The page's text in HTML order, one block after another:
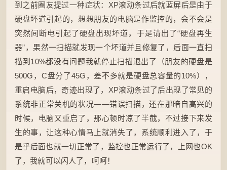
到之前圈友提过一种症状：XP滚动条过后就蓝屏后是由于
硬盘坏道引起的，想想朋友的电脑是作监控的，会不会是
突然间断电引起了硬盘出现坏道，于是请出了“硬盘再生
器”，果然一扫描就发现一个坏道并且修复了，后面一直扫
描到10%都没有问题我就停止扫描退出了（朋友的硬盘是
500G，C盘分了45G，差不多就是硬盘总容量的10%），
重启电脑后，奇迹出现了，XP滚动条过了后出现了常见的
系统非正常关机的状况——错误扫描，还在那暗自高兴的
时候，电脑又重启了，那心顿时凉了半截，不过接下来发
生的事，让这种心情马上就消失了，系统顺利进入了，于
是乎后面也就一切正常了，监控也正常运行了，上网也OK
了，我就可以闪人了，呵呵！